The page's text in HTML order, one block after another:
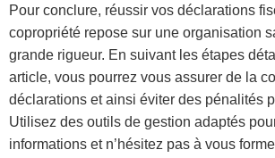
Pour conclure, réussir vos déclarations
copropriété repose sur une organisation
grande rigueur. En suivant les étapes
article, vous pourrez vous assurer de la
déclarations et ainsi éviter des pénalités
Utilisez des outils de gestion adaptés
informations et n’hésitez pas à vous